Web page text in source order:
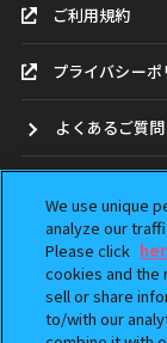
ご利用規約
プライバシーポ
よくあるご質問
ガシャポンどこ
アンケート
We use unique
analyze our
Please click
cookies and the
sell or share
to/with our